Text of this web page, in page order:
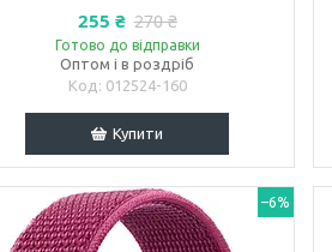
255 ₴ 270 ₴
Готово до відправки
Оптом і в роздріб
012524-160
Купити
–6%